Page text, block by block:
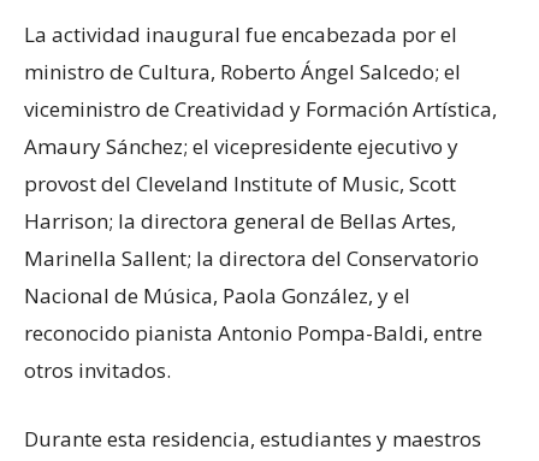
La actividad inaugural fue encabezada por el
ministro de Cultura, Roberto Ángel Salcedo; el
viceministro de Creatividad y Formación Artística,
Amaury Sánchez; el vicepresidente ejecutivo y
provost del Cleveland Institute of Music, Scott
Harrison; la directora general de Bellas Artes,
Marinella Sallent; la directora del Conservatorio
Nacional de Música, Paola González, y el
reconocido pianista Antonio Pompa-Baldi, entre
otros invitados.
Durante esta residencia, estudiantes y maestros